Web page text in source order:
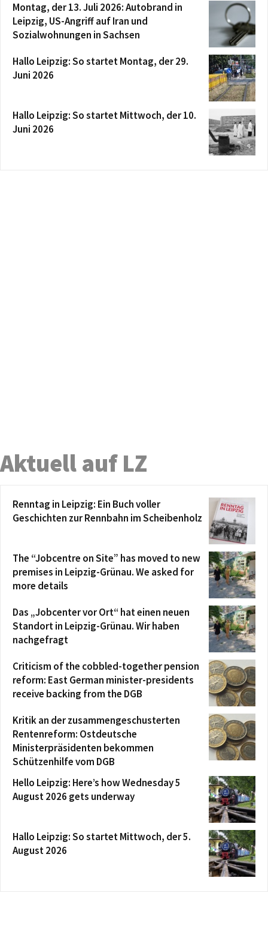
Montag, der 13. Juli 2026: Autobrand in
Leipzig, US-Angriff auf Iran und
Sozialwohnungen in Sachsen
Hallo Leipzig: So startet Montag, der 29.
Juni 2026
Hallo Leipzig: So startet Mittwoch, der 10.
Juni 2026
Aktuell auf LZ
Renntag in Leipzig: Ein Buch voller
Geschichten zur Rennbahn im Scheibenholz
The “Jobcentre on Site” has moved to new
premises in Leipzig-Grünau. We asked for
more details
Das „Jobcenter vor Ort“ hat einen neuen
Standort in Leipzig-Grünau. Wir haben
nachgefragt
Criticism of the cobbled-together pension
reform: East German minister-presidents
receive backing from the DGB
Kritik an der zusammengeschusterten
Rentenreform: Ostdeutsche
Ministerpräsidenten bekommen
Schützenhilfe vom DGB
Hello Leipzig: Here’s how Wednesday 5
August 2026 gets underway
Hallo Leipzig: So startet Mittwoch, der 5.
August 2026